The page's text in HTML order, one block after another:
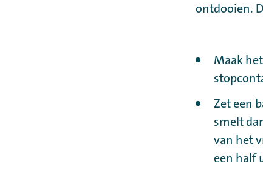
ontdooien.
Maak
Zet een
smelt
van het
een half